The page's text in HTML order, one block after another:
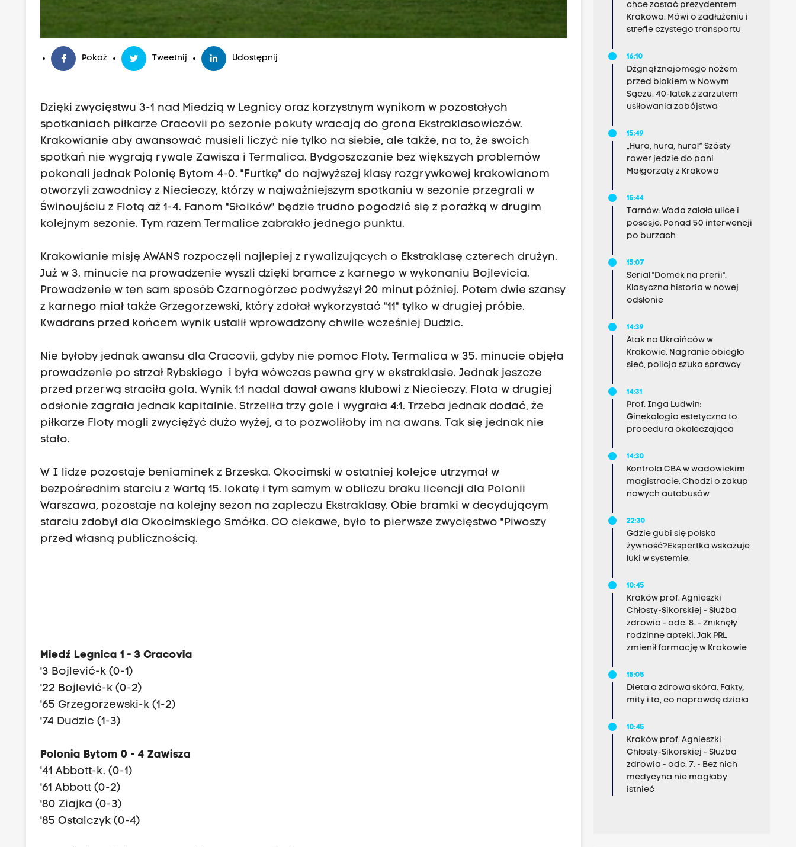
Pokaż Tweetnij Udostępnij
Dzięki zwycięstwu 3-1 nad Miedzią w Legnicy oraz korzystnym wynikom w pozostałych
spotkaniach piłkarze Cracovii po sezonie pokuty wracają do grona Ekstraklasowiczów.
Krakowianie aby awansować musieli liczyć nie tylko na siebie, ale także, na to, że swoich
spotkań nie wygrają rywale Zawisza i Termalica. Bydgoszczanie bez większych problemów
pokonali jednak Polonię Bytom 4-0. "Furtkę" do najwyższej klasy rozgrywkowej krakowianom
otworzyli zawodnicy z Niecieczy, którzy w najważniejszym spotkaniu w sezonie przegrali w
Świnoujściu z Flotą aż 1-4. Fanom "Słoików" będzie trudno pogodzić się z porażką w drugim
kolejnym sezonie. Tym razem Termalice zabrakło jednego punktu.
Krakowianie misję AWANS rozpoczęli najlepiej z rywalizujących o Ekstraklasę czterech drużyn.
Już w 3. minucie na prowadzenie wyszli dzięki bramce z karnego w wykonaniu Bojlevicia.
Prowadzenie w ten sam sposób Czarnogórzec podwyższył 20 minut później. Potem dwie szansy
z karnego miał także Grzegorzewski, który zdołał wykorzystać "11" tylko w drugiej próbie.
Kwadrans przed końcem wynik ustalił wprowadzony chwile wcześniej Dudzic.
Nie byłoby jednak awansu dla Cracovii, gdyby nie pomoc Floty. Termalica w 35. minucie objęła
prowadzenie po strzał Rybskiego i była wówczas pewna gry w ekstraklasie. Jednak jeszcze
przed przerwą straciła gola. Wynik 1:1 nadal dawał awans klubowi z Niecieczy. Flota w drugiej
odsłonie zagrała jednak kapitalnie. Strzeliła trzy gole i wygrała 4:1. Trzeba jednak dodać, że
piłkarze Floty mogli zwyciężyć dużo wyżej, a to pozwoliłoby im na awans. Tak się jednak nie
stało.
W I lidze pozostaje beniaminek z Brzeska. Okocimski w ostatniej kolejce utrzymał w
bezpośrednim starciu z Wartą 15. lokatę i tym samym w obliczu braku licencji dla Polonii
Warszawa, pozostaje na kolejny sezon na zapleczu Ekstraklasy. Obie bramki w decydującym
starciu zdobył dla Okocimskiego Smółka. CO ciekawe, było to pierwsze zwycięstwo "Piwoszy
przed własną publicznością.
Miedź Legnica 1 - 3 Cracovia
'3 Bojlević-k (0-1)
'22 Bojlević-k (0-2)
'65 Grzegorzewski-k (1-2)
'74 Dudzic (1-3)
Polonia Bytom 0 - 4 Zawisza
'41 Abbott-k. (0-1)
'61 Abbott (0-2)
'80 Ziajka (0-3)
'85 Ostalczyk (0-4)
chce zostać prezydentem
Krakowa. Mówi o zadłużeniu i
strefie czystego transportu
16:10
Dźgnął znajomego nożem
przed blokiem w Nowym
Sączu. 40-latek z zarzutem
usiłowania zabójstwa
15:49
„Hura, hura, hura!” Szósty
rower jedzie do pani
Małgorzaty z Krakowa
15:44
Tarnów: Woda zalała ulice i
posesje. Ponad 50 interwencji
po burzach
15:07
Serial "Domek na prerii".
Klasyczna historia w nowej
odsłonie
14:39
Atak na Ukraińców w
Krakowie. Nagranie obiegło
sieć, policja szuka sprawcy
14:31
Prof. Inga Ludwin:
Ginekologia estetyczna to
procedura okaleczająca
14:30
Kontrola CBA w wadowickim
magistracie. Chodzi o zakup
nowych autobusów
22:30
Gdzie gubi się polska
żywność?Ekspertka wskazuje
luki w systemie.
10:45
Kraków prof. Agnieszki
Chłosty-Sikorskiej - Służba
zdrowia - odc. 8. - Zniknęły
rodzinne apteki. Jak PRL
zmienił farmację w Krakowie
15:05
Dieta a zdrowa skóra. Fakty,
mity i to, co naprawdę działa
10:45
Kraków prof. Agnieszki
Chłosty-Sikorskiej - Służba
zdrowia - odc. 7. - Bez nich
medycyna nie mogłaby
istnieć